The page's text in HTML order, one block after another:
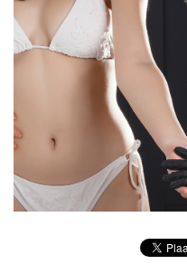
Ventilatoren / Afzuiging
Promotie materiaal
Salon kleding
Vraag hier om een vrijblijvend
adviesgesprek met ons!